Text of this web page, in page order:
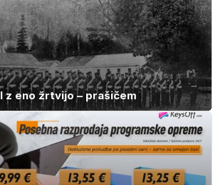
eno žrtvijo – prašičem